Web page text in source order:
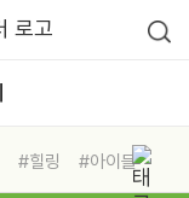
#힐링
#아이들